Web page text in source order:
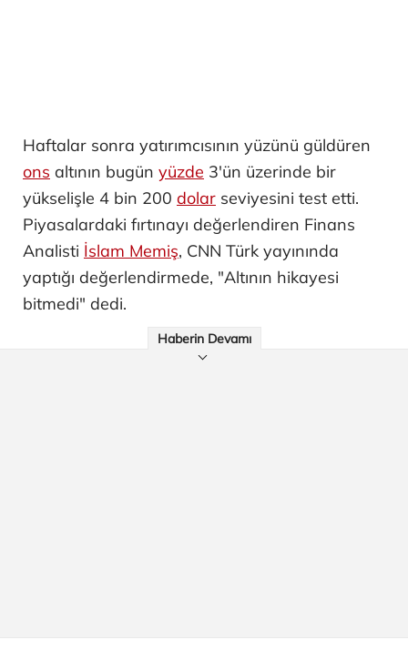
Haftalar sonra yatırımcısının yüzünü güldüren
ons altının bugün yüzde 3'ün üzerinde bir
yükselişle 4 bin 200 dolar seviyesini test etti.
Piyasalardaki fırtınayı değerlendiren Finans
Analisti İslam Memiş, CNN Türk yayınında
yaptığı değerlendirmede, "Altının hikayesi
bitmedi" dedi.
Haberin Devamı